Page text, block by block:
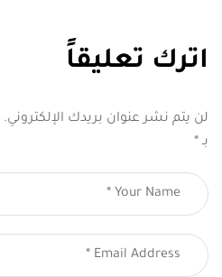
اترك تعليقاً
لن يتم نشر عنوان بريدك الإلكتروني.
بـ *